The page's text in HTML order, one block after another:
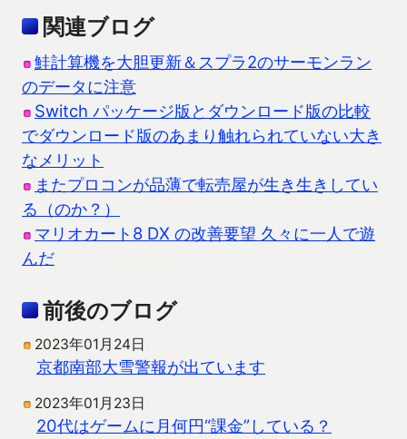
関連ブログ
鮭計算機を大胆更新＆スプラ2のサーモンラン
のデータに注意
Switch パッケージ版とダウンロード版の比較
でダウンロード版のあまり触れられていない大き
なメリット
またプロコンが品薄で転売屋が生き生きしてい
る（のか？）
マリオカート8 DX の改善要望 久々に一人で遊
んだ
前後のブログ
2023年01月24日
京都南部大雪警報が出ています
2023年01月23日
20代はゲームに月何円“課金”している？